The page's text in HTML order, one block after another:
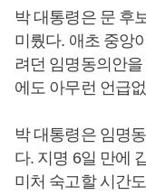
박 대통령은 문 후
미뤘다. 애초 중앙
려던 임명동의안
에도 아무런 언급
박 대통령은 임명
다. 지명 6일 만에
미처 숙고할 시간